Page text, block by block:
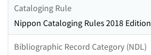
Cataloging Rule
Nippon Cataloging Rules 2018 Edition
Bibliographic Record Category (NDL)